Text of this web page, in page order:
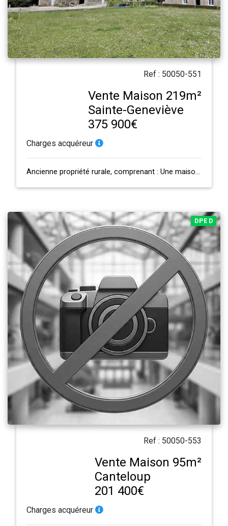
Ref : 50050-551
Vente Maison 219m²
Sainte-Geneviève
375 900€
Charges acquéreur
Ancienne propriété rurale, comprenant : Une maison d'habitation (97.50m²) compo…
DPE D
Ref : 50050-553
Vente Maison 95m²
Canteloup
201 400€
Charges acquéreur